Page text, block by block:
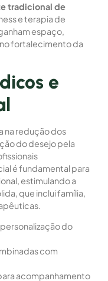
tradicional de
e terapia de
espaço,
fortalecimento da
e
na redução dos
do desejo pela
é fundamental para
estimulando a
que inclui família,
do
com
acompanhamento